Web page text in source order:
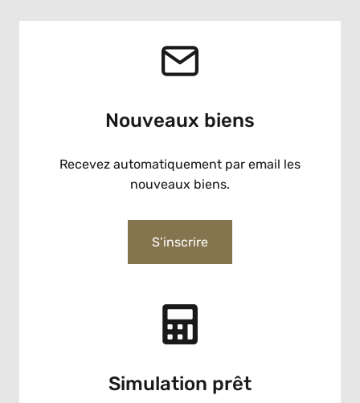
Nouveaux biens
Recevez automatiquement par email les
nouveaux biens.
S’inscrire
Simulation prêt